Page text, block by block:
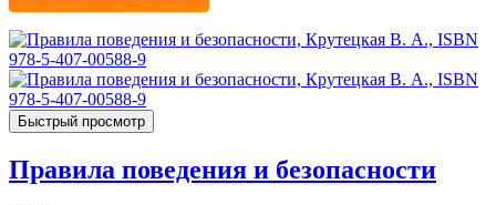
Быстрый просмотр
Правила поведения и безопасности